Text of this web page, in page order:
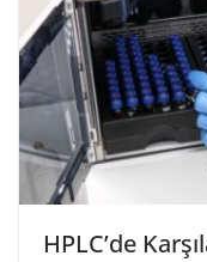
HPLC’de